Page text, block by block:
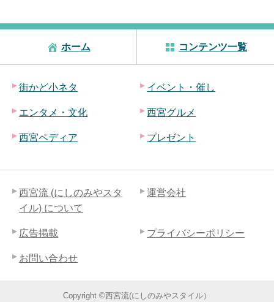
ホーム コンテンツ一覧
街かど小ネタ イベント・催し
エンタメ・文化 西宮グルメ
西宮ペディア プレゼント
西宮流 (にしのみやスタ
イル) について
運営会社
広告掲載 プライバシーポリシー
お問い合わせ
Copyright ©西宮流(にしのみやスタイル）